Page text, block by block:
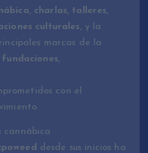
charlas, talleres,
culturales,y la
marcas de la
fundaciones,
con el
cannábica
desde sus inicios ha